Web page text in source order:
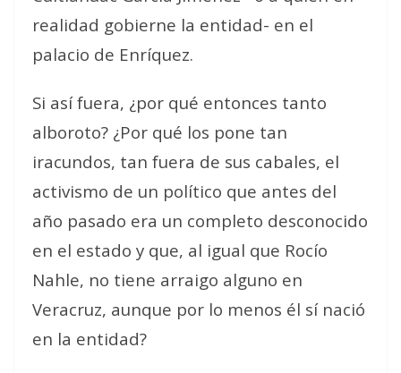
realidad gobierne la entidad- en el
palacio de Enríquez.
Si así fuera, ¿por qué entonces tanto
alboroto? ¿Por qué los pone tan
iracundos, tan fuera de sus cabales, el
activismo de un político que antes del
año pasado era un completo desconocido
en el estado y que, al igual que Rocío
Nahle, no tiene arraigo alguno en
Veracruz, aunque por lo menos él sí nació
en la entidad?